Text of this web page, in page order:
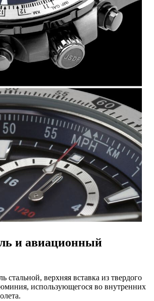
и авиационный
стальной, верхняя вставка из твердого
использующегося во внутренних